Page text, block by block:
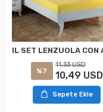
%7
11,33 USD
10,49 USD
Sepete Ekle